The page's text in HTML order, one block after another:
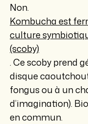
Non.
Kombucha est
culture
(scoby)
. Ce scoby prend
disque
fongus ou à un
d’imagination).
en commun.